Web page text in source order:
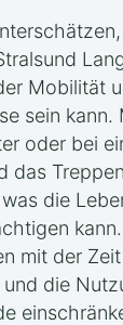
Mobilität
sein kann.
oder bei
das
die
mit der
die